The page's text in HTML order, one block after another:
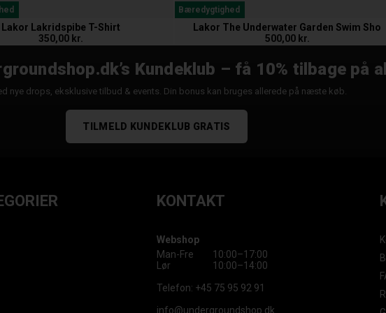
Lakor Lakridspibe T-Shirt
350,00 kr.
Bæredygtighed
Lakor The Underwater Garden Swim Sho
500,00 kr.
Kundeklub – få 10% tilbage på
nye drops, eksklusive tilbud & events. Din bonus kan bruges allerede på næste køb.
TILMELD KUNDEKLUB GRATIS
KONTAKT
Webshop
Man-Fre
10:00–17:00
Lør
10:00–14:00
Telefon: +45 75 95 92 91
info@undergroundshop.dk